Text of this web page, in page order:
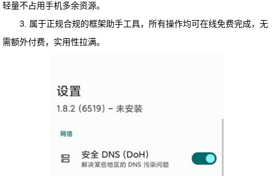
轻量不占用手机多余资源。
3. 属于正规合规的框架助手工具，所有操作均可在线免费完成，无
需额外付费，实用性拉满。